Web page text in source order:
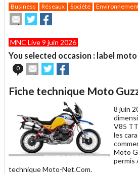
Business Réseaux Société
Envoyer
cet
à
un
ami
Partager
sur
sur
MNC Live 9 juin 2026
You selected occasion : label
0
Envoyer
cet
à
Partager
sur sur
Fiche technique Moto
8 juin
V85
les
Moto
permis
technique Moto-Net.Com.